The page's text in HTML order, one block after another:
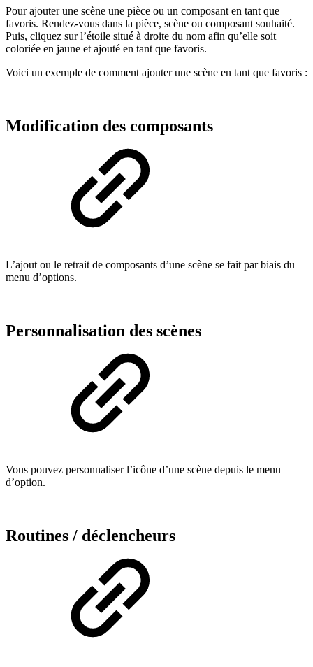
Pour ajouter une scène une pièce ou un composant en tant que
favoris. Rendez-vous dans la pièce, scène ou composant souhaité.
Puis, cliquez sur l’étoile situé à droite du nom afin qu’elle soit
coloriée en jaune et ajouté en tant que favoris.
Voici un exemple de comment ajouter une scène en tant que favoris :
Modification des composants
L’ajout ou le retrait de composants d’une scène se fait par biais du
menu d’options.
Personnalisation des scènes
Vous pouvez personnaliser l’icône d’une scène depuis le menu
d’option.
Routines / déclencheurs